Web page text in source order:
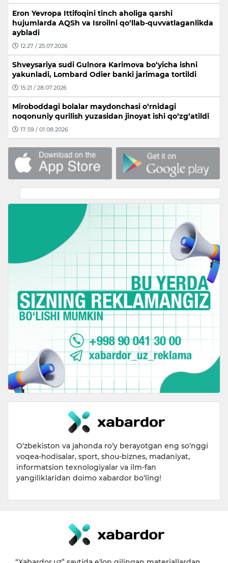
Eron Yevropa Ittifoqini tinch aholiga qarshi
hujumlarda AQSh va Isroilni qo‘llab-quvvatlaganlikda
aybladi
12:27 / 25.07.2026
Shveysariya sudi Gulnora Karimova bo‘yicha ishni
yakunladi, Lombard Odier banki jarimaga tortildi
15:21 / 28.07.2026
Miroboddagi bolalar maydonchasi o‘rnidagi
noqonuniy qurilish yuzasidan jinoyat ishi qo‘zg‘atildi
17:59 / 01.08.2026
O‘zbekiston va jahonda ro‘y berayotgan eng so‘nggi
voqea-hodisalar, sport, shou-biznes, madaniyat,
informatsion texnologiyalar va ilm-fan
yangiliklaridan doimo xabardor bo‘ling!